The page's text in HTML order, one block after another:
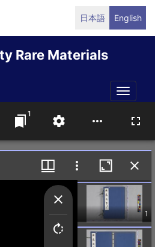
日本語 English
Rare Materials
Toggle